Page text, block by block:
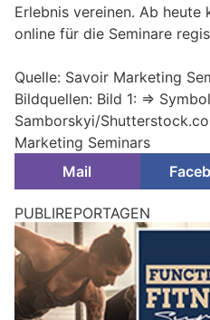
Erlebnis vereinen. Ab heute
online für die Seminare
Quelle: Savoir Marketing
Bildquellen: Bild 1: =>
Samborskyi/
Marketing Seminars
Mail
PUBLIREPORTAGEN